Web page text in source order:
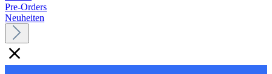
Pre-Orders
Neuheiten